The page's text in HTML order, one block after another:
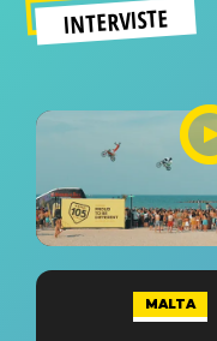
INTERVISTE
MALTA